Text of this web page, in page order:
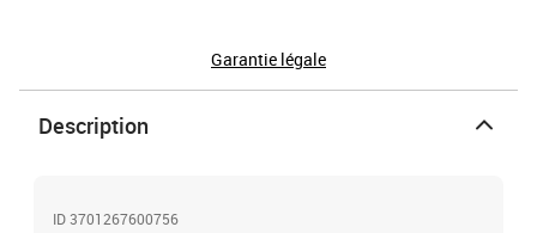
Peinture poudre polyester sans plomb. Porte nom affleurant en
polycarbonate, dimensions 103x28mm. Tableau de clés fourni à
l'intérieur du bloc, 2 clés fournies par boite. Le bloc de boites aux
lettres est livré avec une serrure plastique provisoire : ce système
fournie gratuitement par La Poste. Pour un immeuble neuf, la
Garantie légale
Description
ID 3701267600756